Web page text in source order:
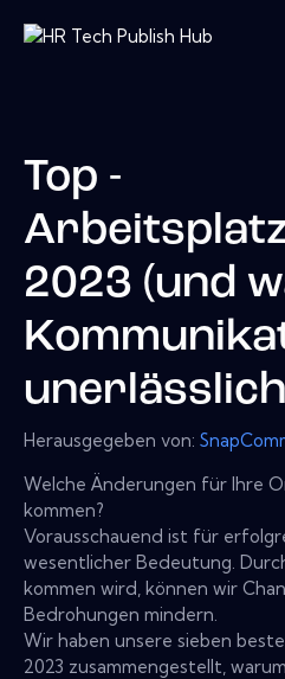
Top -
2023 (und
Herausgegeben von:
Welche Änderungen für Ihre
kommen?
Vorausschauend ist für
wesentlicher Bedeutung.
kommen wird, können wir
Bedrohungen mindern.
Wir haben unsere sieben
2023 zusammengestellt,